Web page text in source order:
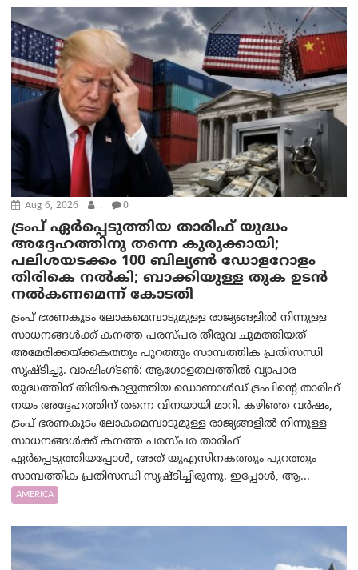
Aug 6, 2026 . 0
ട്രംപ് ഏര്‍പ്പെടുത്തിയ താരിഫ് യുദ്ധം
അദ്ദേഹത്തിനു തന്നെ കുരുക്കായി;
പലിശയടക്കം 100 ബില്യണ്‍ ഡോളറോളം
തിരികെ നല്‍കി; ബാക്കിയുള്ള തുക ഉടന്‍
നല്‍കണമെന്ന് കോടതി
ട്രംപ് ഭരണകൂടം ലോകമെമ്പാടുമുള്ള രാജ്യങ്ങളിൽ നിന്നുള്ള
സാധനങ്ങൾക്ക് കനത്ത പരസ്പര തീരുവ ചുമത്തിയത്
അമേരിക്കയ്ക്കകത്തും പുറത്തും സാമ്പത്തിക പ്രതിസന്ധി
സൃഷ്ടിച്ചു. വാഷിംഗ്ടണ്‍: ആഗോളതലത്തിൽ വ്യാപാര
യുദ്ധത്തിന് തിരികൊളുത്തിയ ഡൊണാൾഡ് ട്രംപിന്റെ താരിഫ്
നയം അദ്ദേഹത്തിന് തന്നെ വിനയായി മാറി. കഴിഞ്ഞ വർഷം,
ട്രംപ് ഭരണകൂടം ലോകമെമ്പാടുമുള്ള രാജ്യങ്ങളിൽ നിന്നുള്ള
സാധനങ്ങൾക്ക് കനത്ത പരസ്പര താരിഫ്
ഏർപ്പെടുത്തിയപ്പോൾ, അത് യുഎസിനകത്തും പുറത്തും
സാമ്പത്തിക പ്രതിസന്ധി സൃഷ്ടിച്ചിരുന്നു. ഇപ്പോൾ, ആ...
AMERICA